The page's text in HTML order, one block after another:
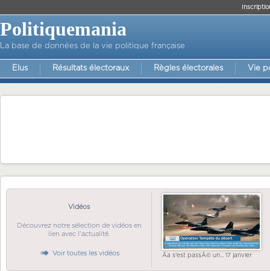
Politiquemania
La base de données de la vie politique française
Elus Résultats électoraux Règles électorales Vie
Vidéos
Découvrez notre sélection de vidéos en
lien avec l'actualité.
Voir toutes les vidéos Ãa s'est passÃ© un... 17 janvier